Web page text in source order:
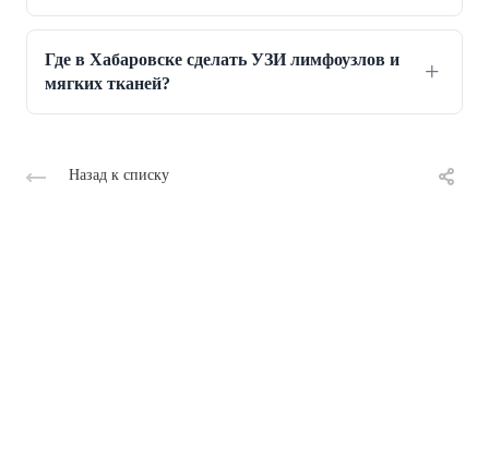
Где в Хабаровске сделать УЗИ лимфоузлов и
мягких тканей?
Назад к списку